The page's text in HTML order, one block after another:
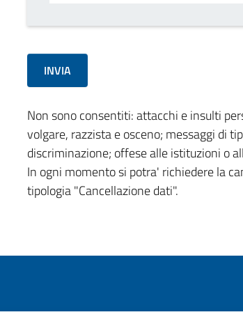
Non sono consentiti: attacchi e insulti
volgare, razzista e osceno; messaggi di
discriminazione; offese alle istituzioni o
In ogni momento si potra' richiedere la
tipologia "Cancellazione dati".